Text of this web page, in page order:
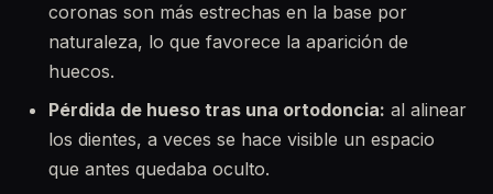
coronas son más estrechas en la base por
naturaleza, lo que favorece la aparición de
huecos.
Pérdida de hueso tras una ortodoncia: al alinear
los dientes, a veces se hace visible un espacio
que antes quedaba oculto.